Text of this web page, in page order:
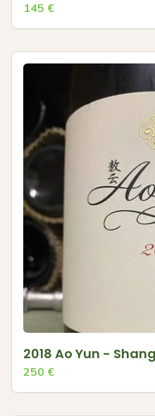
145 €
2018 Ao Yun -
250 €